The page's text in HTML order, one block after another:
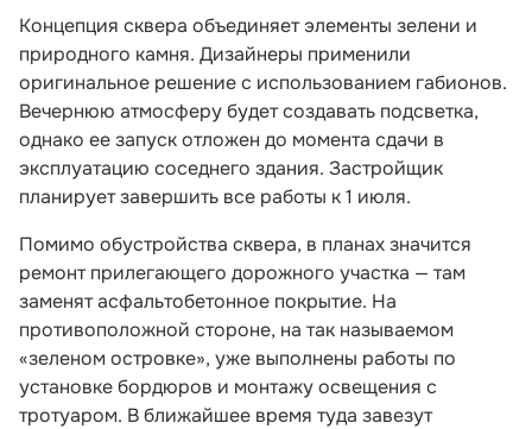
Концепция сквера объединяет элементы зелени и
природного камня. Дизайнеры применили
оригинальное решение с использованием габионов.
Вечернюю атмосферу будет создавать подсветка,
однако ее запуск отложен до момента сдачи в
эксплуатацию соседнего здания. Застройщик
планирует завершить все работы к 1 июля.
Помимо обустройства сквера, в планах значится
ремонт прилегающего дорожного участка — там
заменят асфальтобетонное покрытие. На
противоположной стороне, на так называемом
«зеленом островке», уже выполнены работы по
установке бордюров и монтажу освещения с
тротуаром. В ближайшее время туда завезут